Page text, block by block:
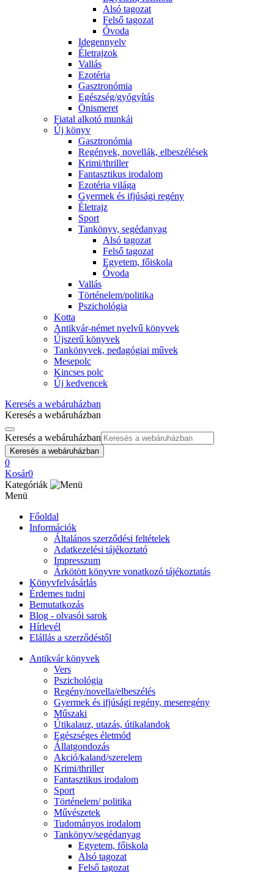
Alsó tagozat
Felső tagozat
Óvoda
Idegennyelv
Életrajzok
Vallás
Ezotéria
Gasztronómia
Egészség/gyógyítás
Önismeret
Fiatal alkotó munkái
Új könyv
Gasztronómia
Regények, novellák, elbeszélések
Krimi/thriller
Fantasztikus irodalom
Ezotéria világa
Gyermek és ifjúsági regény
Életrajz
Sport
Tankönyv, segédanyag
Alsó tagozat
Felső tagozat
Egyetem, főiskola
Óvoda
Vallás
Történelem/politika
Pszichológia
Kotta
Antikvár-német nyelvű könyvek
Újszerű könyvek
Tankönyvek, pedagógiai művek
Mesepolc
Kincses polc
Új kedvencek
Keresés a webáruházban
Keresés a webáruházban
Keresés a webáruházban
Keresés a webáruházban
0
Kosár0
Kategóriák
Menü
Főoldal
Információk
Általános szerződési feltételek
Adatkezelési tájékoztató
Impresszum
Árkötött könyvre vonatkozó tájékoztatás
Könyvfelvásárlás
Érdemes tudni
Bemutatkozás
Blog - olvasói sarok
Hírlevél
Elállás a szerződéstől
Antikvár könyvek
Vers
Pszichológia
Regény/novella/elbeszélés
Gyermek és ifjúsági regény, meseregény
Műszaki
Útikalauz, utazás, útikalandok
Egészséges életmód
Állatgondozás
Akció/kaland/szerelem
Krimi/thriller
Fantasztikus irodalom
Sport
Történelem/ politika
Művészetek
Tudományos irodalom
Tankönyv/segédanyag
Egyetem, főiskola
Alsó tagozat
Felső tagozat